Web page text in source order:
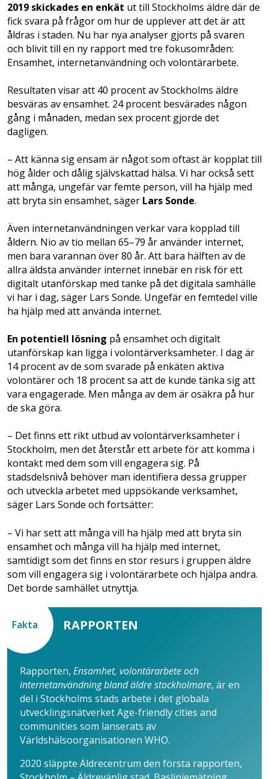
2019 skickades en enkät ut till Stockholms äldre där de
fick svara på frågor om hur de upplever att det är att
åldras i staden. Nu har nya analyser gjorts på svaren
och blivit till en ny rapport med tre fokusområden:
Ensamhet, internetanvändning och volontärarbete.
Resultaten visar att 40 procent av Stockholms äldre
besväras av ensamhet. 24 procent besvärades någon
gång i månaden, medan sex procent gjorde det
dagligen.
– Att känna sig ensam är något som oftast är kopplat till
hög ålder och dålig självskattad hälsa. Vi har också sett
att många, ungefär var femte person, vill ha hjälp med
att bryta sin ensamhet, säger Lars Sonde.
Även internetanvändningen verkar vara kopplad till
åldern. Nio av tio mellan 65–79 år använder internet,
men bara varannan över 80 år. Att bara hälften av de
allra äldsta använder internet innebär en risk för ett
digitalt utanförskap med tanke på det digitala samhälle
vi har i dag, säger Lars Sonde. Ungefär en femtedel ville
ha hjälp med att använda internet.
En potentiell lösning på ensamhet och digitalt
utanförskap kan ligga i volontärverksamheter. I dag är
14 procent av de som svarade på enkäten aktiva
volontärer och 18 procent sa att de kunde tänka sig att
vara engagerade. Men många av dem är osäkra på hur
de ska göra.
– Det finns ett rikt utbud av volontärverksamheter i
Stockholm, men det återstår ett arbete för att komma i
kontakt med dem som vill engagera sig. På
stadsdelsnivå behöver man identifiera dessa grupper
och utveckla arbetet med uppsökande verksamhet,
säger Lars Sonde och fortsätter:
– Vi har sett att många vill ha hjälp med att bryta sin
ensamhet och många vill ha hjälp med internet,
samtidigt som det finns en stor resurs i gruppen äldre
som vill engagera sig i volontärarbete och hjälpa andra.
Det borde samhället utnyttja.
Fakta RAPPORTEN
Rapporten, Ensamhet, volontärarbete och
internetanvändning bland äldre stockholmare, är en
del i Stockholms stads arbete i det globala
utvecklingsnätverket Age-friendly cities and
communities som lanserats av
Världshälsoorganisationen WHO.
2020 släppte Äldrecentrum den första rapporten,